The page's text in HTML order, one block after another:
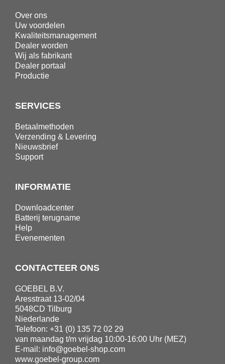
Over ons
Uw voordelen
Kwaliteitsmanagement
Dealer worden
Wij als fabrikant
Dealer portaal
Productie
SERVICES
Betaalmethoden
Verzending & Levering
Nieuwsbrief
Support
INFORMATIE
Downloadcenter
Batterij terugname
Help
Evenementen
CONTACTEER ONS
GOEBEL B.V.
Aresstraat 13-02/04
5048CD Tilburg
Niederlande
Telefoon: +31 (0) 135 72 02 29
van maandag t/m vrijdag 10:00-16:00 Uhr (MEZ)
E-mail: info@goebel-shop.com
www.goebel-group.com